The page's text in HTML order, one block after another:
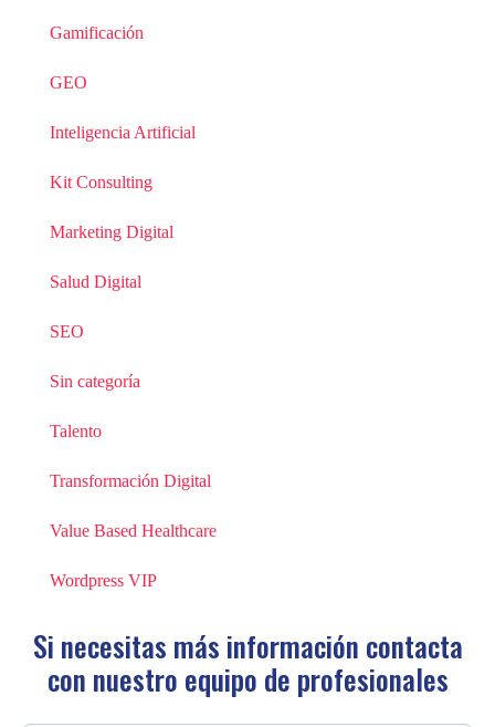
Gamificación
GEO
Inteligencia Artificial
Kit Consulting
Marketing Digital
Salud Digital
SEO
Sin categoría
Talento
Transformación Digital
Value Based Healthcare
Wordpress VIP
Si necesitas más información contacta
con nuestro equipo de profesionales